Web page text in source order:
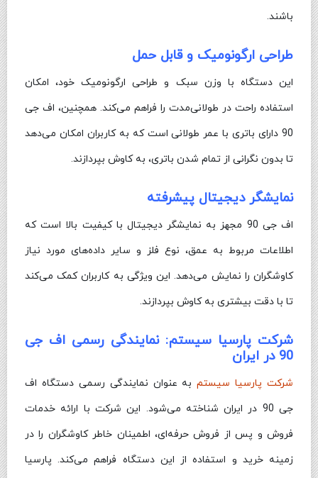
باشند.
طراحی ارگونومیک و قابل حمل
این دستگاه با وزن سبک و طراحی ارگونومیک خود، امکان
استفاده راحت در طولانی‌مدت را فراهم می‌کند. همچنین، اف جی
90 دارای باتری با عمر طولانی است که به کاربران امکان می‌دهد
تا بدون نگرانی از تمام شدن باتری، به کاوش بپردازند.
نمایشگر دیجیتال پیشرفته
اف جی 90 مجهز به نمایشگر دیجیتال با کیفیت بالا است که
اطلاعات مربوط به عمق، نوع فلز و سایر داده‌های مورد نیاز
کاوشگران را نمایش می‌دهد. این ویژگی به کاربران کمک می‌کند
تا با دقت بیشتری به کاوش بپردازند.
شرکت پارسیا سیستم: نمایندگی رسمی اف جی
90 در ایران
شرکت پارسیا سیستمبه عنوان نمایندگی رسمی دستگاه اف
جی 90 در ایران شناخته می‌شود. این شرکت با ارائه خدمات
فروش و پس از فروش حرفه‌ای، اطمینان خاطر کاوشگران را در
زمینه خرید و استفاده از این دستگاه فراهم می‌کند. پارسیا